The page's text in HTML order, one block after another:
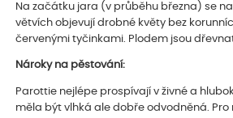
Na začátku jara (v průběhu března) se
větvích objevují drobné květy bez
červenými tyčinkami. Plodem jsou
Nároky na pěstování:
Parottie nejlépe prospívají v živné a
měla být vlhká ale dobře odvodněná. Pro